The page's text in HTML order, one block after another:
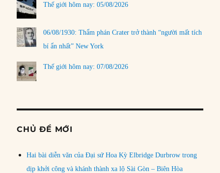
Thế giới hôm nay: 05/08/2026
06/08/1930: Thẩm phán Crater trở thành “người mất tích
bí ẩn nhất” New York
Thế giới hôm nay: 07/08/2026
CHỦ ĐỀ MỚI
Hai bài diễn văn của Đại sứ Hoa Kỳ Elbridge Durbrow trong
dịp khởi công và khánh thành xa lộ Sài Gòn – Biên Hòa